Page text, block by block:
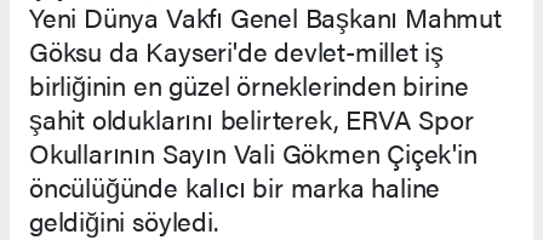
Yeni Dünya Vakfı Genel Başkanı Mahmut
Göksu da Kayseri'de devlet-millet iş
birliğinin en güzel örneklerinden birine
şahit olduklarını belirterek, ERVA Spor
Okullarının Sayın Vali Gökmen Çiçek'in
öncülüğünde kalıcı bir marka haline
geldiğini söyledi.